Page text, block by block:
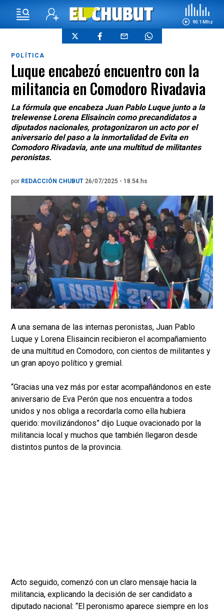
90.1 Mhz
POLÍTICA
Luque encabezó encuentro con la
militancia en Comodoro Rivadavia
La fórmula que encabeza Juan Pablo Luque junto a la
trelewense Lorena Elisaincin como precandidatos a
diputados nacionales, protagonizaron un acto por el
aniversario del paso a la inmortalidad de Evita en
Comodoro Rivadavia, ante una multitud de militantes
peronistas.
por REDACCIÓN CHUBUT 26/07/2025 - 18.54.hs
A una semana de las internas peronistas, Juan Pablo
Luque y Lorena Elisaincin recibieron el acompañamiento
de una multitud en Comodoro, con cientos de militantes y
un gran apoyo político y gremial.
“Gracias una vez más por estar acompañándonos en este
aniversario de Eva Perón que nos encuentra a todos
unidos y nos obliga a recordarla como ella hubiera
querido: movilizándonos” dijo Luque ovacionado por la
militancia local y muchos que también llegaron desde
distintos puntos de la provincia.
Acto seguido, comenzó con un claro mensaje hacia la
militancia, explicando la decisión de ser candidato a
diputado nacional: “El peronismo aparece siempre en los